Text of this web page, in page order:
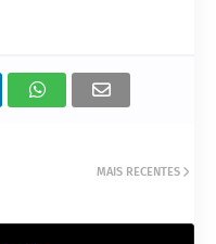
MAIS RECENTES